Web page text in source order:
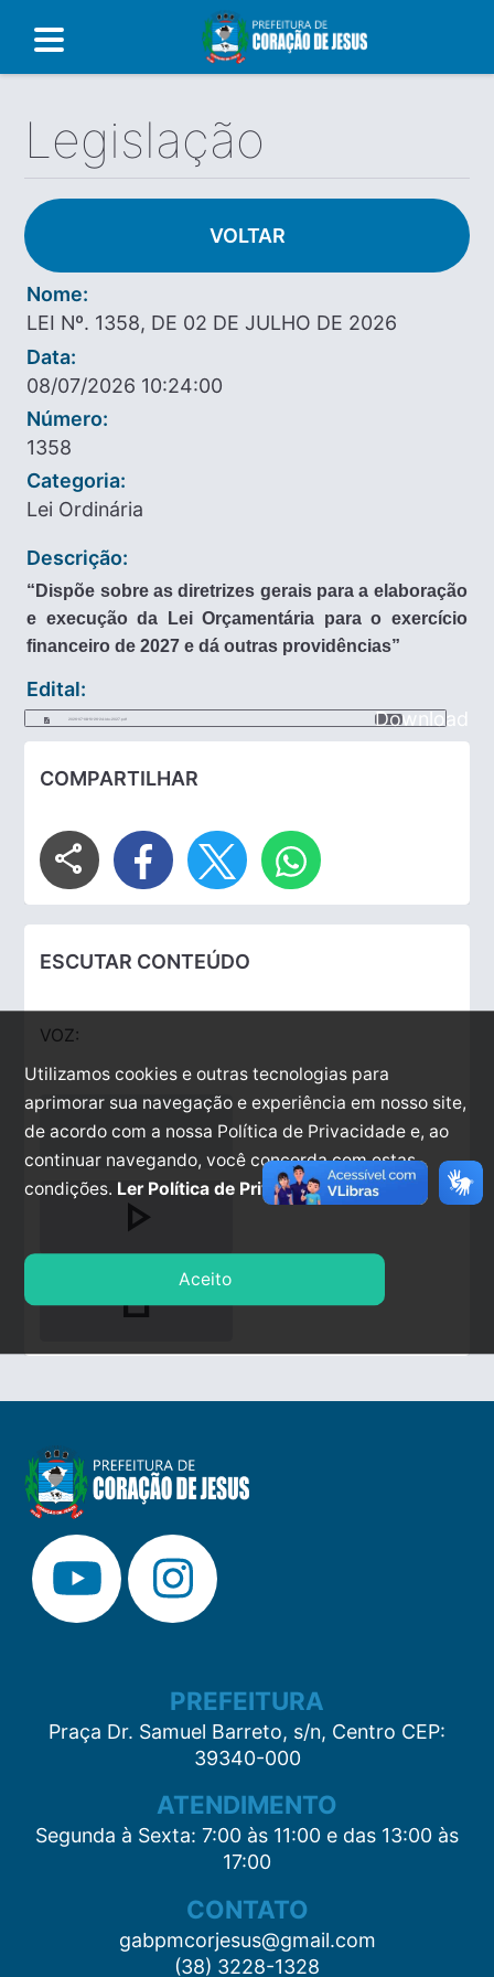
Legislação
VOLTAR
Nome:
LEI Nº. 1358, DE 02 DE JULHO DE 2026
Data:
08/07/2026 10:24:00
Número:
1358
Categoria:
Lei Ordinária
Descrição:
“Dispõe sobre as diretrizes gerais para a elaboração
e execução da Lei Orçamentária para o exercício
financeiro de 2027 e dá outras providências”
Edital:
2026-07-08-10-26-24-ldo-2027.pdf Download
COMPARTILHAR
share
ESCUTAR CONTEÚDO
VOZ:
play_arrow
stop
PREFEITURA
Praça Dr. Samuel Barreto, s/n, Centro CEP:
39340-000
ATENDIMENTO
Segunda à Sexta: 7:00 às 11:00 e das 13:00 às
17:00
CONTATO
gabpmcorjesus@gmail.com
(38) 3228-1328
Utilizamos cookies e outras tecnologias para
aprimorar sua navegação e experiência em nosso site,
de acordo com a nossa Política de Privacidade e, ao
continuar navegando, você concorda com estas
condições. Ler Política de Privacidade.
Aceito